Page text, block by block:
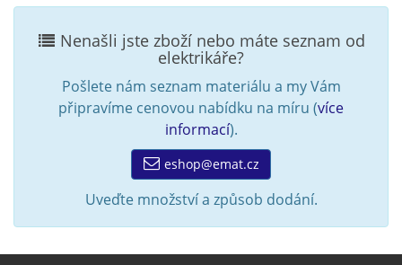
Nenašli jste zboží nebo máte seznam od
elektrikáře?
Pošlete nám seznam materiálu a my Vám
připravíme cenovou nabídku na míru (více
informací).
eshop@emat.cz
Uveďte množství a způsob dodání.